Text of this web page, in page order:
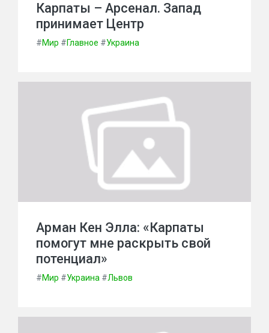
Карпаты – Арсенал. Запад
принимает Центр
#Мир #Главное #Украина
Арман Кен Элла: «Карпаты
помогут мне раскрыть свой
потенциал»
#Мир #Украина #Львов